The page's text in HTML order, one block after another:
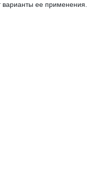
варианты ее применения.